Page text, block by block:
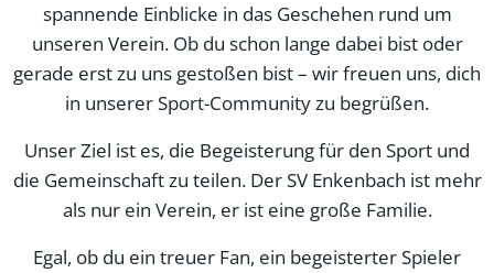
spannende Einblicke in das Geschehen rund um
unseren Verein. Ob du schon lange dabei bist oder
gerade erst zu uns gestoßen bist – wir freuen uns, dich
in unserer Sport-Community zu begrüßen.
Unser Ziel ist es, die Begeisterung für den Sport und
die Gemeinschaft zu teilen. Der SV Enkenbach ist mehr
als nur ein Verein, er ist eine große Familie.
Egal, ob du ein treuer Fan, ein begeisterter Spieler